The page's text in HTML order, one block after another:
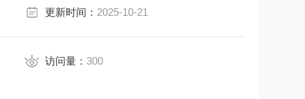
更新时间： 2025-10-21
访问量： 300